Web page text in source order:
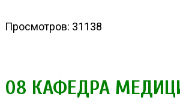
Просмотров: 31138
08 КАФЕДРА